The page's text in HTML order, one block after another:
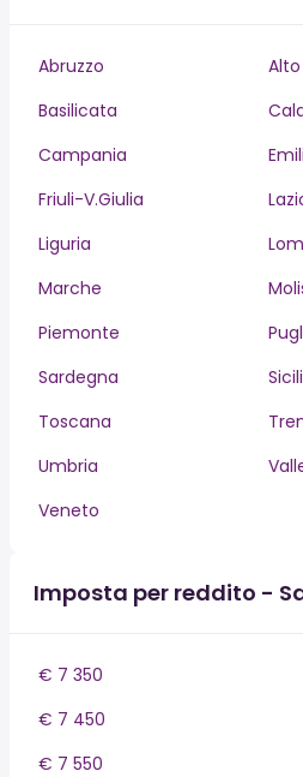
Abruzzo
Basilicata
Campania
Friuli-V.Giulia
Liguria
Marche
Piemonte
Sardegna
Toscana
Umbria
Veneto
Imposta per reddito -
€ 7 350
€ 7 450
€ 7 550